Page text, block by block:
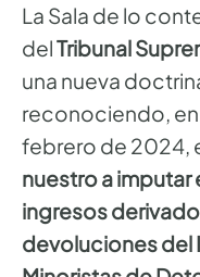
​La Sala de lo
delTribunal
una nueva
reconociendo, en
febrero de 2024,
nuestro a
ingresos
devoluciones del